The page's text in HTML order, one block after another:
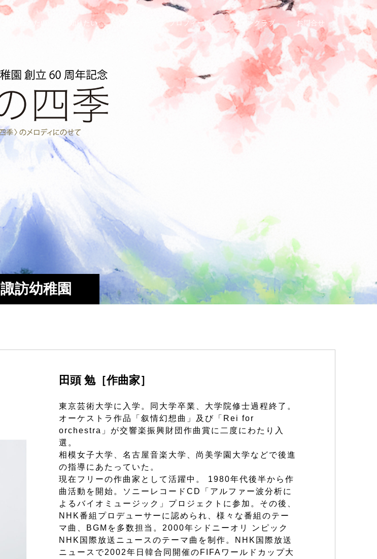
知りたい プロフィール ファンクラブ お問合せ
諏訪幼稚園
田頭 勉［作曲家］
東京芸術大学に入学。同大学卒業、大学院修士過程終了。
オーケストラ作品「叙情幻想曲」及び「Rei for
orchestra」が交響楽振興財団作曲賞に二度にわたり入
選。
相模女子大学、名古屋音楽大学、尚美学園大学などで後進
の指導にあたっていた。
現在フリーの作曲家として活躍中。 1980年代後半から作
曲活動を開始。ソニーレコードCD「アルファー波分析に
よるバイオミュージック」プロジェクトに参加。その後、
NHK番組プロデューサーに認められ、様々な番組のテー
マ曲、BGMを多数担当。2000年シドニーオリ ンピック
NHK国際放送ニュースのテーマ曲を制作。NHK国際放送
ニュースで2002年日韓合同開催のFIFAワールドカップ大